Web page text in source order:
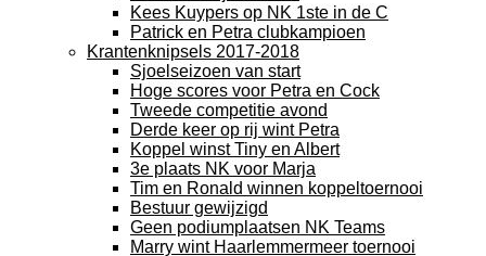
Kees Kuypers op NK 1ste in de C
Patrick en Petra clubkampioen
Krantenknipsels 2017-2018
Sjoelseizoen van start
Hoge scores voor Petra en Cock
Tweede competitie avond
Derde keer op rij wint Petra
Koppel winst Tiny en Albert
3e plaats NK voor Marja
Tim en Ronald winnen koppeltoernooi
Bestuur gewijzigd
Geen podiumplaatsen NK Teams
Marry wint Haarlemmermeer toernooi